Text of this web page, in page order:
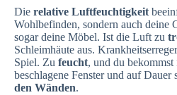
Die relative Luftfeuchtigkeit
Wohlbefinden, sondern auch deine
sogar deine Möbel. Ist die Luft zu
Schleimhäute aus.
Spiel. Zu feucht, und du
beschlagene Fenster und auf Dauer
den Wänden.